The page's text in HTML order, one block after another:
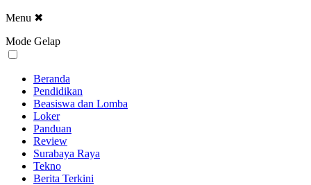
Menu ✖
Mode Gelap
Beranda
Pendidikan
Beasiswa dan Lomba
Loker
Panduan
Review
Surabaya Raya
Tekno
Berita Terkini